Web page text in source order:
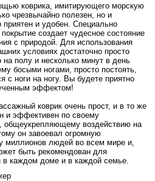
коврика, имитирующего морскую
чрезвычайно полезен, но и
приятен и удобен. Специально
создает чудесное состояние
с природой. Для использования
условиях достаточно просто
на полу и несколько минут в день
босыми ногами, просто постоять,
с ноги на ногу. Вы будете приятно
эффектом!
коврик очень прост, и в то же
и эффективен по своему
общеукрепляющему воздействию на
он завоевал огромную
миллионов людей во всем мире и,
быть рекомендован для
в каждом доме и в каждой семье.